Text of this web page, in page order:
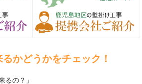
かどうかをチェック！
るの？」